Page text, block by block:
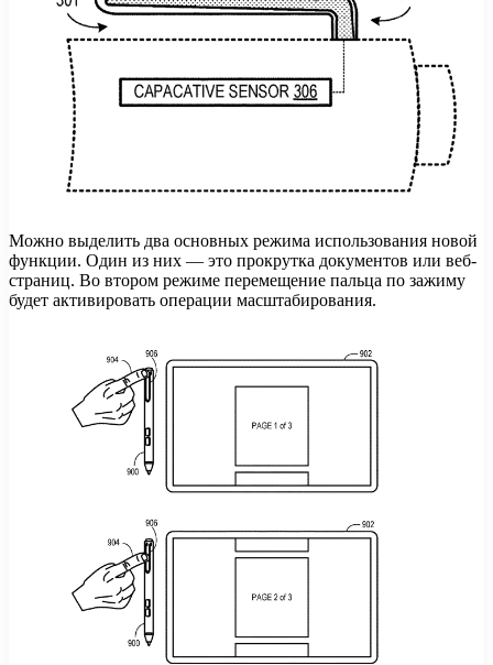
Можно выделить два основных режима использования новой
функции. Один из них — это прокрутка документов или веб-
страниц. Во втором режиме перемещение пальца по зажиму
будет активировать операции масштабирования.